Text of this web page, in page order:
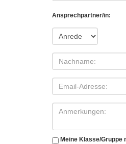
Ansprechpartner/in:
Meine Klasse/